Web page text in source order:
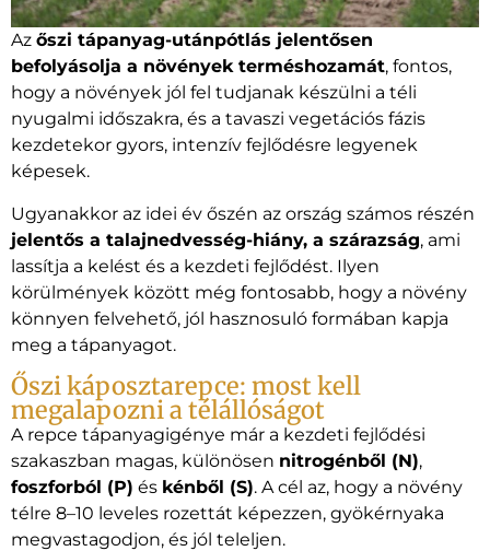
Az őszi tápanyag-utánpótlás jelentősen
befolyásolja a növények terméshozamát, fontos,
hogy a növények jól fel tudjanak készülni a téli
nyugalmi időszakra, és a tavaszi vegetációs fázis
kezdetekor gyors, intenzív fejlődésre legyenek
képesek.
Ugyanakkor az idei év őszén az ország számos részén
jelentős a talajnedvesség-hiány, a szárazság, ami
lassítja a kelést és a kezdeti fejlődést. Ilyen
körülmények között még fontosabb, hogy a növény
könnyen felvehető, jól hasznosuló formában kapja
meg a tápanyagot.
Őszi káposztarepce: most kell
megalapozni a télállóságot
A repce tápanyagigénye már a kezdeti fejlődési
szakaszban magas, különösen nitrogénből (N),
foszforból (P) és kénből (S). A cél az, hogy a növény
télre 8–10 leveles rozettát képezzen, gyökérnyaka
megvastagodjon, és jól teleljen.